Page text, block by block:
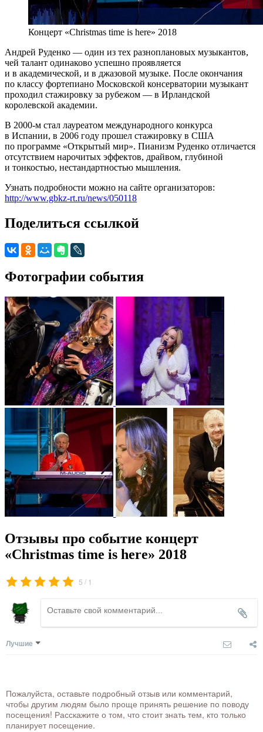
Концерт «Christmas time is here» 2018
Андрей Руденко — один из тех разноплановых музыкантов,
чей талант одинаково успешно проявляется
и в академической, и в джазовой музыке. После окончания
по классу фортепиано Московской консерватории музыкант
проходил стажировку за рубежом — в Ирландской
королевской академии.
В 2000-м стал лауреатом международного конкурса
в Испании, в 2006 году прошел стажировку в США
по программе «Открытый мир». Пианизм Руденко отличается
отсутствием нарочитых эффектов, драйвом, глубиной
и тонкостью, нестандартностью мышления.
Узнать подробности можно на сайте организаторов:
http://www.gbkz-rt.ru/news/050118
Поделиться ссылкой
Фотографии события
Отзывы про событие концерт
«Christmas time is here» 2018
5 / 1
Лучшие
Пожалуйста, оставьте подробный отзыв или комментарий,
чтобы другим людям было проще принять решение по поводу
посещения! Расскажите о том, что стоит знать тем, кто только
планирует посещение.